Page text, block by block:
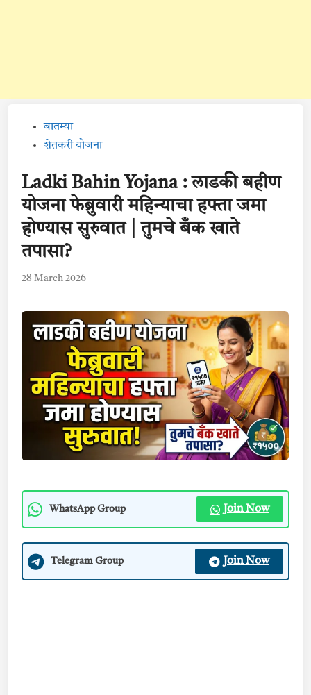
Postedबातम्या
शेतकरी योजना
Ladki Bahin Yojana : लाडकी बहीण
योजना फेब्रुवारी महिन्याचा हफ्ता जमा
होण्यास सुरुवात | तुमचे बँक खाते
तपासा?
28 March 2026
WhatsApp Group Join Now
Telegram Group Join Now